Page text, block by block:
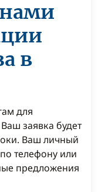
в
для
заявка будет
Ваш личный
телефону или
предложения